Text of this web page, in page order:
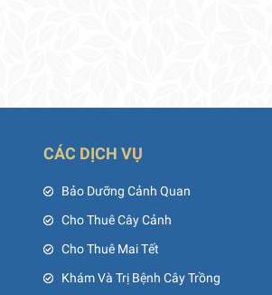
CÁC DỊCH VỤ
Bảo Dưỡng Cảnh Quan
Cho Thuê Cây Cảnh
Cho Thuê Mai Tết
Khám Và Trị Bệnh Cây Trồng